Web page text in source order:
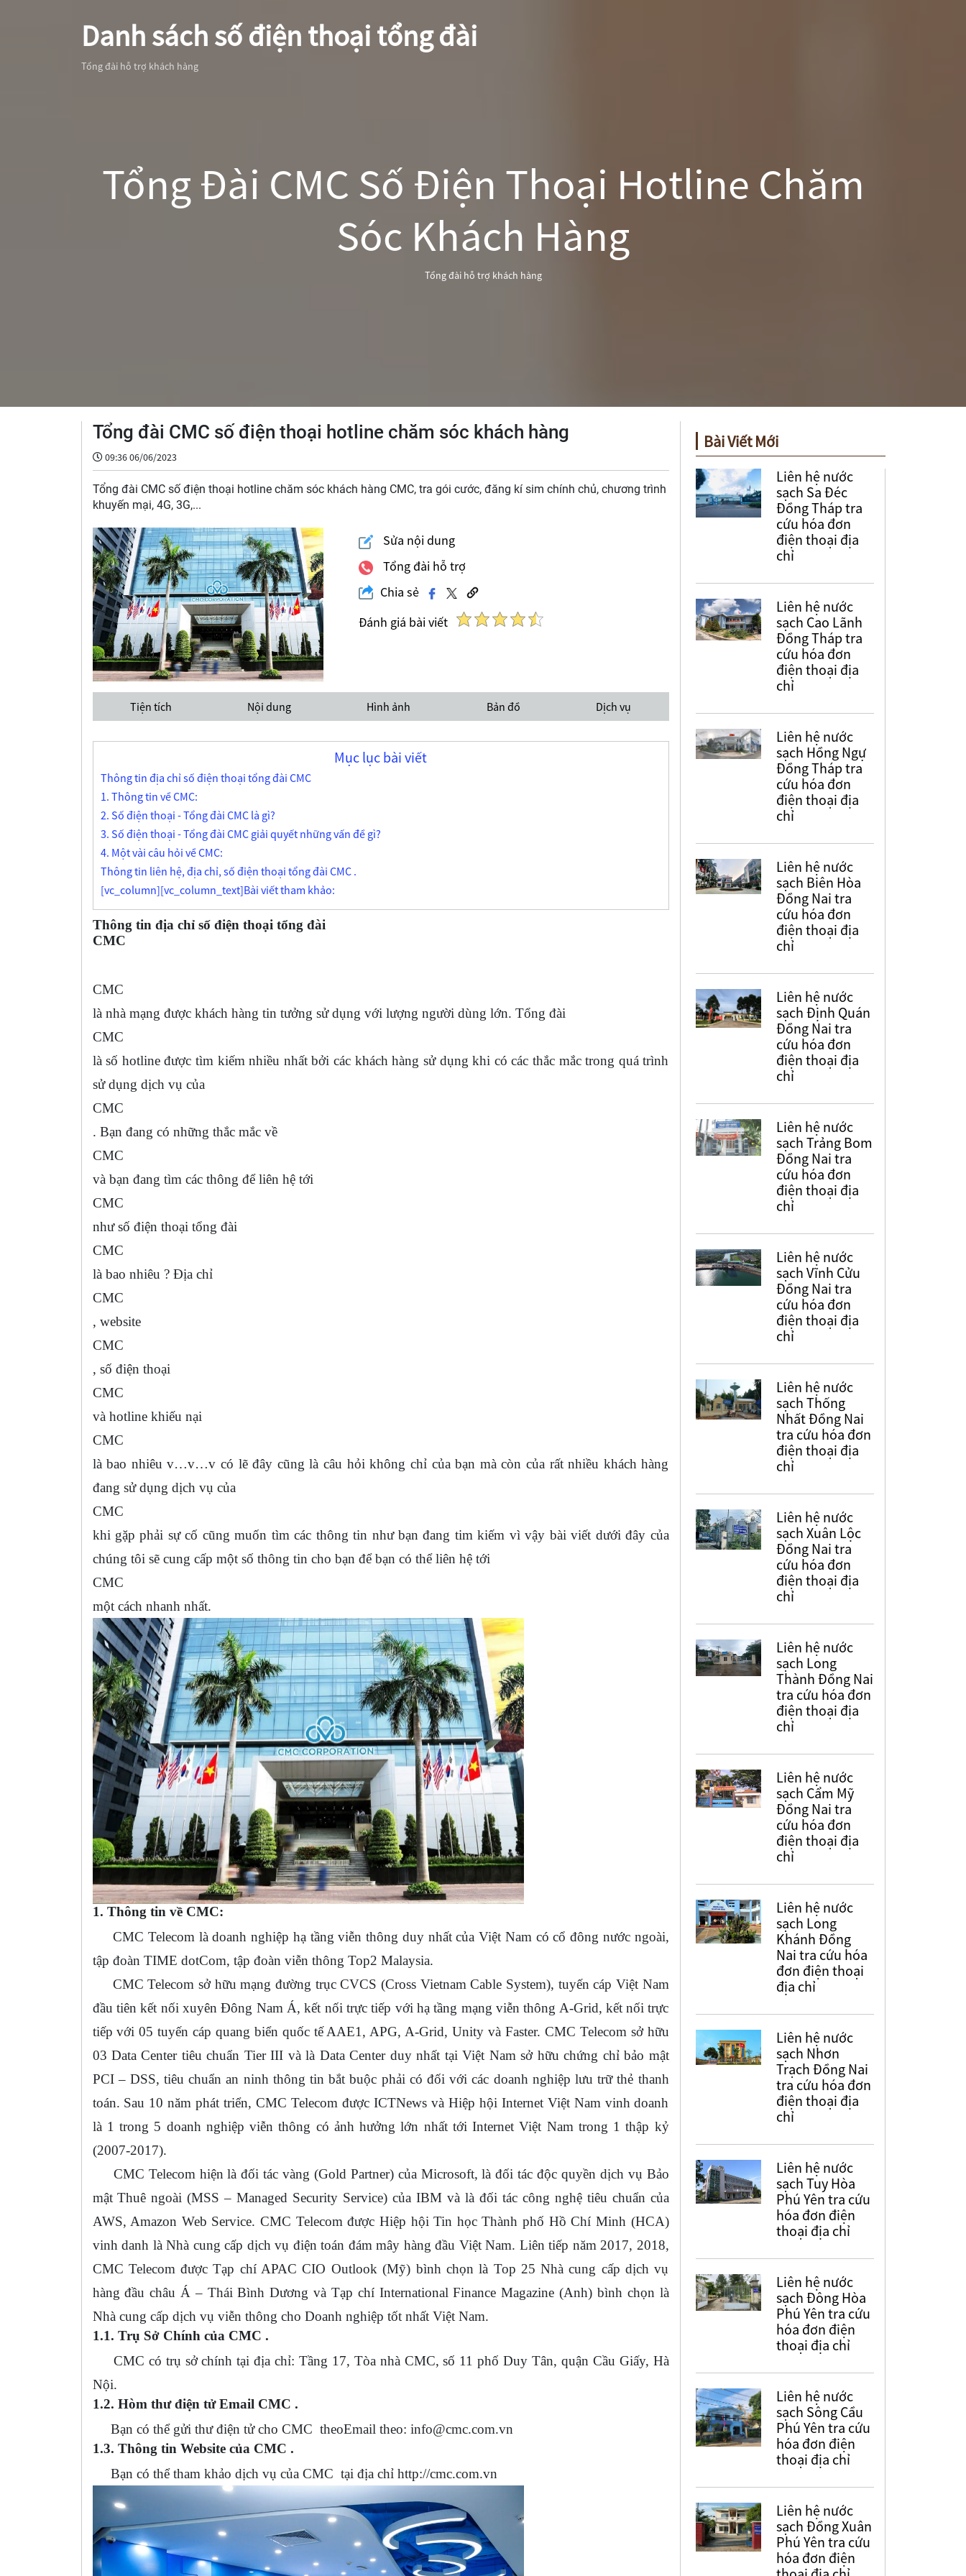
Danh sách số điện thoại tổng đài
Tổng đài hỗ trợ khách hàng
Tổng Đài CMC Số Điện Thoại Hotline Chăm
Sóc Khách Hàng
Tổng đài hỗ trợ khách hàng
Tổng đài CMC số điện thoại hotline chăm sóc khách hàng
09:36 06/06/2023
Tổng đài CMC số điện thoại hotline chăm sóc khách hàng CMC, tra gói cước, đăng kí sim chính chủ, chương trình
khuyến mại, 4G, 3G,...
Sửa nội dung
Tổng đài hỗ trợ
Chia sẻ
Đánh giá bài viết
Tiện tích Nội dung Hình ảnh Bản đồ Dịch vụ
Mục lục bài viết
Thông tin địa chỉ số điện thoại tổng đài CMC
1. Thông tin về CMC:
2. Số điện thoại - Tổng đài CMC là gì?
3. Số điện thoại - Tổng đài CMC giải quyết những vấn đề gì?
4. Một vài câu hỏi về CMC:
Thông tin liên hệ, địa chỉ, số điện thoại tổng đài CMC .
[vc_column][vc_column_text]Bài viết tham khảo:
Thông tin địa chỉ số điện thoại tổng đài
CMC
CMC
là nhà mạng được khách hàng tin tưởng sử dụng với lượng người dùng lớn. Tổng đài
CMC
là số hotline được tìm kiếm nhiều nhất bởi các khách hàng sử dụng khi có các thắc mắc trong quá trình
sử dụng dịch vụ của
CMC
. Bạn đang có những thắc mắc về
CMC
và bạn đang tìm các thông để liên hệ tới
CMC
như số điện thoại tổng đài
CMC
là bao nhiêu ? Địa chỉ
CMC
, website
CMC
, số điện thoại
CMC
và hotline khiếu nại
CMC
là bao nhiêu v…v…v có lẽ đây cũng là câu hỏi không chỉ của bạn mà còn của rất nhiều khách hàng
đang sử dụng dịch vụ của
CMC
khi gặp phải sự cố cũng muốn tìm các thông tin như bạn đang tim kiếm vì vậy bài viết dưới đây của
chúng tôi sẽ cung cấp một số thông tin cho bạn để bạn có thể liên hệ tới
CMC
một cách nhanh nhất.
1. Thông tin về CMC:
CMC Telecom là doanh nghiệp hạ tầng viễn thông duy nhất của Việt Nam có cổ đông nước ngoài,
tập đoàn TIME dotCom, tập đoàn viễn thông Top2 Malaysia.
CMC Telecom sở hữu mạng đường trục CVCS (Cross Vietnam Cable System), tuyến cáp Việt Nam
đầu tiên kết nối xuyên Đông Nam Á, kết nối trực tiếp với hạ tầng mạng viễn thông A-Grid, kết nối trực
tiếp với 05 tuyến cáp quang biển quốc tế AAE1, APG, A-Grid, Unity và Faster. CMC Telecom sở hữu
03 Data Center tiêu chuẩn Tier III và là Data Center duy nhất tại Việt Nam sở hữu chứng chỉ bảo mật
PCI – DSS, tiêu chuẩn an ninh thông tin bắt buộc phải có đối với các doanh nghiệp lưu trữ thẻ thanh
toán. Sau 10 năm phát triển, CMC Telecom được ICTNews và Hiệp hội Internet Việt Nam vinh doanh
là 1 trong 5 doanh nghiệp viễn thông có ảnh hưởng lớn nhất tới Internet Việt Nam trong 1 thập kỷ
(2007-2017).
CMC Telecom hiện là đối tác vàng (Gold Partner) của Microsoft, là đối tác độc quyền dịch vụ Bảo
mật Thuê ngoài (MSS – Managed Security Service) của IBM và là đối tác công nghệ tiêu chuẩn của
AWS, Amazon Web Service. CMC Telecom được Hiệp hội Tin học Thành phố Hồ Chí Minh (HCA)
vinh danh là Nhà cung cấp dịch vụ điện toán đám mây hàng đầu Việt Nam. Liên tiếp năm 2017, 2018,
CMC Telecom được Tạp chí APAC CIO Outlook (Mỹ) bình chọn là Top 25 Nhà cung cấp dịch vụ
hàng đầu châu Á – Thái Bình Dương và Tạp chí International Finance Magazine (Anh) bình chọn là
Nhà cung cấp dịch vụ viễn thông cho Doanh nghiệp tốt nhất Việt Nam.
1.1. Trụ Sở Chính của CMC .
CMC có trụ sở chính tại địa chỉ: Tầng 17, Tòa nhà CMC, số 11 phố Duy Tân, quận Cầu Giấy, Hà
Nội.
1.2. Hòm thư điện tử Email CMC .
Bạn có thể gửi thư điện tử cho CMC theoEmail theo: info@cmc.com.vn
1.3. Thông tin Website của CMC .
Bạn có thể tham khảo dịch vụ của CMC tại địa chỉ http://cmc.com.vn
Bài Viết Mới
Liên hệ nước
sạch Sa Đéc
Đồng Tháp tra
cứu hóa đơn
điện thoại địa
chỉ
Liên hệ nước
sạch Cao Lãnh
Đồng Tháp tra
cứu hóa đơn
điện thoại địa
chỉ
Liên hệ nước
sạch Hồng Ngự
Đồng Tháp tra
cứu hóa đơn
điện thoại địa
chỉ
Liên hệ nước
sạch Biên Hòa
Đồng Nai tra
cứu hóa đơn
điện thoại địa
chỉ
Liên hệ nước
sạch Định Quán
Đồng Nai tra
cứu hóa đơn
điện thoại địa
chỉ
Liên hệ nước
sạch Trảng Bom
Đồng Nai tra
cứu hóa đơn
điện thoại địa
chỉ
Liên hệ nước
sạch Vĩnh Cửu
Đồng Nai tra
cứu hóa đơn
điện thoại địa
chỉ
Liên hệ nước
sạch Thống
Nhất Đồng Nai
tra cứu hóa đơn
điện thoại địa
chỉ
Liên hệ nước
sạch Xuân Lộc
Đồng Nai tra
cứu hóa đơn
điện thoại địa
chỉ
Liên hệ nước
sạch Long
Thành Đồng Nai
tra cứu hóa đơn
điện thoại địa
chỉ
Liên hệ nước
sạch Cẩm Mỹ
Đồng Nai tra
cứu hóa đơn
điện thoại địa
chỉ
Liên hệ nước
sạch Long
Khánh Đồng
Nai tra cứu hóa
đơn điện thoại
địa chỉ
Liên hệ nước
sạch Nhơn
Trạch Đồng Nai
tra cứu hóa đơn
điện thoại địa
chỉ
Liên hệ nước
sạch Tuy Hòa
Phú Yên tra cứu
hóa đơn điện
thoại địa chỉ
Liên hệ nước
sạch Đông Hòa
Phú Yên tra cứu
hóa đơn điện
thoại địa chỉ
Liên hệ nước
sạch Sông Cầu
Phú Yên tra cứu
hóa đơn điện
thoại địa chỉ
Liên hệ nước
sạch Đồng Xuân
Phú Yên tra cứu
hóa đơn điện